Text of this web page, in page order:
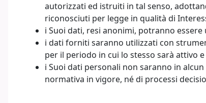
autorizzati ed istruiti in tal senso,
riconosciuti per legge in qualità di
i Suoi dati, resi anonimi, potranno
i dati forniti saranno utilizzati con
per il periodo in cui lo stesso sarà attivo
i Suoi dati personali non saranno in
normativa in vigore, né di processi